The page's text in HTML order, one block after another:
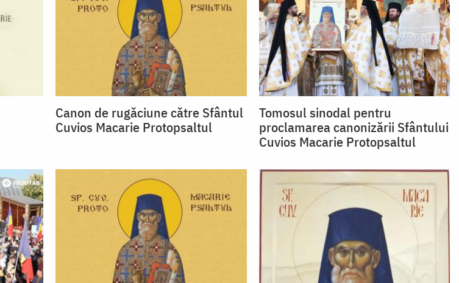
Canon de rugăciune către Sfântul
Cuvios Macarie Protopsaltul
Tomosul sinodal pentru
proclamarea canonizării Sfântului
Cuvios Macarie Protopsaltul